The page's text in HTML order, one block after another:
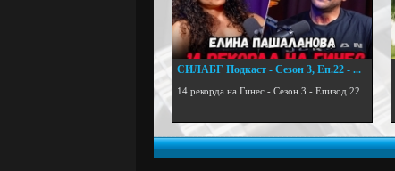
СИЛАБГ Подкаст - Сезон 3, Еп.22 - ...
14 рекорда на Гинес - Сезон 3 - Епизод 22